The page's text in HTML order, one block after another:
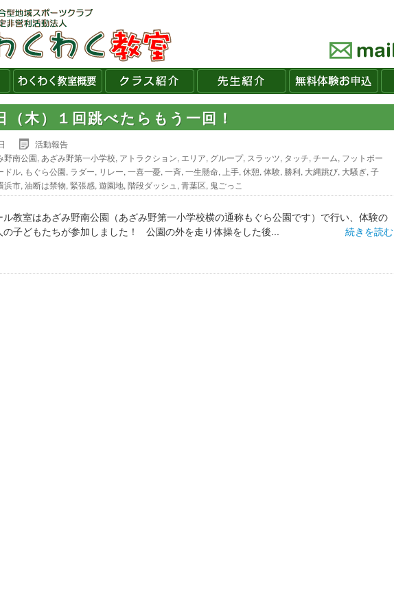
（木）１回跳べたらもう一回！
活動報告
野南公園, あざみ野第一小学校, アトラクション, エリア, グループ, スラッツ, タッチ, チーム, フットボー
ドル, もぐら公園, ラダー, リレー, 一喜一憂, 一斉, 一生懸命, 上手, 休憩, 体験, 勝利, 大縄跳び, 大騒ぎ, 子
浜市, 油断は禁物, 緊張感, 遊園地, 階段ダッシュ , 青葉区, 鬼ごっこ
教室はあざみ野南公園（あざみ野第一小学校横の通称もぐら公園です）で行い、体験の
の子どもたちが参加しました！ 公園の外を走り体操をした後...
続きを読む